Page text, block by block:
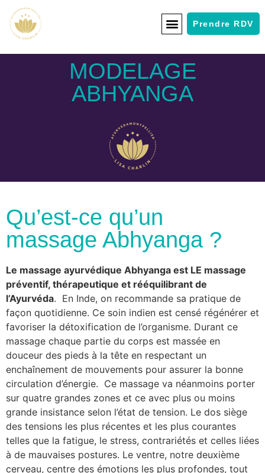
Prendre RDV
MODELAGE
ABHYANGA
Qu’est-ce qu’un
massage Abhyanga ?
Le massage ayurvédique Abhyanga est LE massage
préventif, thérapeutique et rééquilibrant de
l’Ayurvéda. En Inde, on recommande sa pratique de
façon quotidienne. Ce soin indien est censé régénérer et
favoriser la détoxification de l’organisme. Durant ce
massage chaque partie du corps est massée en
douceur des pieds à la tête en respectant un
enchaînement de mouvements pour assurer la bonne
circulation d’énergie. Ce massage va néanmoins porter
sur quatre grandes zones et ce avec plus ou moins
grande insistance selon l’état de tension. Le dos siège
des tensions les plus récentes et les plus courantes
telles que la fatigue, le stress, contrariétés et celles liées
à de mauvaises postures. Le ventre, notre deuxième
cerveau, centre des émotions les plus profondes, tout